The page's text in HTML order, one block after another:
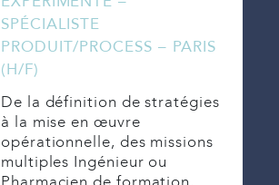
SPÉCIALISTE
PRODUIT/PROCESS – PARIS
(H/F)
De la définition de stratégies
à la mise en œuvre
opérationnelle, des missions
multiples Ingénieur ou